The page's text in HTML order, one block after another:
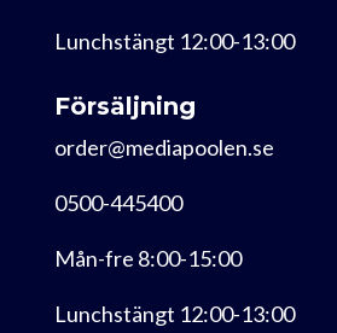
Lunchstängt 12:00-13:00
Försäljning
order@mediapoolen.se
0500-445400
Mån-fre 8:00-15:00
Lunchstängt 12:00-13:00